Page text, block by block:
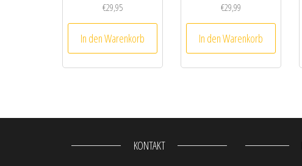
€29,95
In den Warenkorb
€29,99
In den Warenkorb
KONTAKT